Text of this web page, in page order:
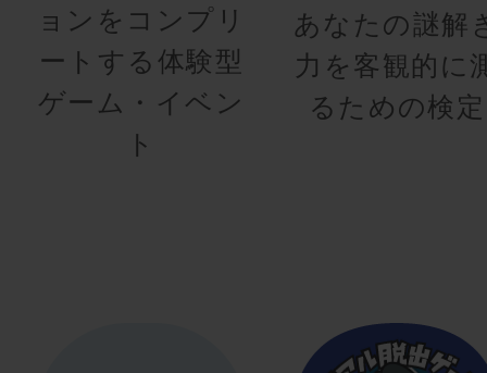
ョンをコンプリ
ートする体験型
ゲーム・イベン
ト
あなたの謎解
力を客観的に
るための検定